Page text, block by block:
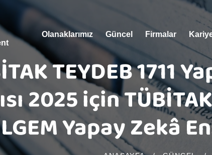
Olanaklarımız Güncel Firmalar
TEYDEB 1711
2025 için
Yapay Zekâ